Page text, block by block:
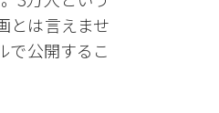
とは言えませ
で公開するこ